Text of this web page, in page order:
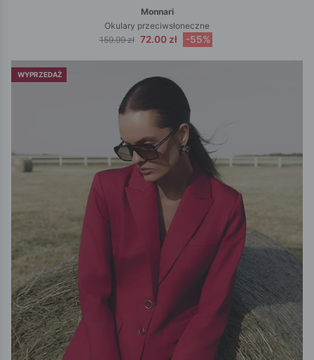
Monnari
Okulary przeciwsłoneczne
159.99 zł 72.00 zł -55%
WYPRZEDAŻ